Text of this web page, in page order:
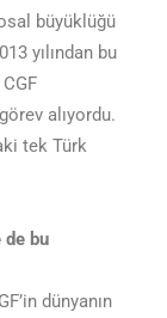
büyüklüğü
yılından bu
alıyordu.
tek Türk
de bu
dünyanın